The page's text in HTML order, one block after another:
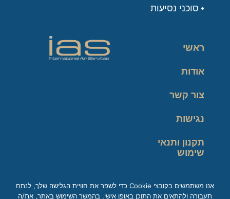
סוכני נסיעות
ראשי
אודות
צור קשר
נגישות
תקנון ותנאי
שימוש
אנו משתמשים בקובצי Cookie כדי לשפר את חוויית הגלישה שלך, לנתח
תעבורה ולהתאים את התוכן באופן אישי. בהמשך השימוש באתר, את/ה